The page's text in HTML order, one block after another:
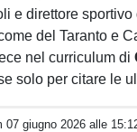
e direttore
del Taranto e
nel curriculum di
solo per citare le
07 giugno 2026 alle